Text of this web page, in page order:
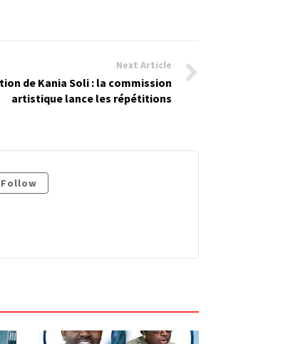
Next Article
de Kania Soli : la commission
artistique lance les répétitions
Follow